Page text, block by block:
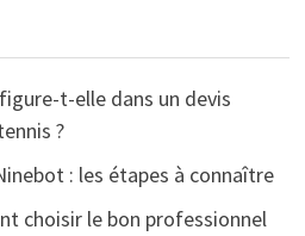
t-elle dans un devis
?
: les étapes à connaître
choisir le bon professionnel